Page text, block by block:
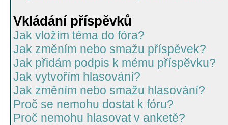
Vkládání příspěvků
Jak vložím téma do fóra?
Jak změním nebo smažu příspěvek?
Jak přidám podpis k mému příspěvku?
Jak vytvořím hlasování?
Jak změním nebo smažu hlasování?
Proč se nemohu dostat k fóru?
Proč nemohu hlasovat v anketě?